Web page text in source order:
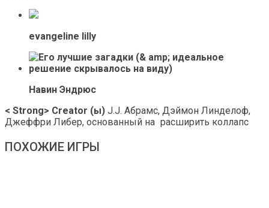
evangeline lilly
Навин Эндрюс
< Strong> Creator (ы) J.J. Абрамс, Дэймон Линделоф,
Джеффри Либер, основанный на расширить коллапс
ПОХОЖИЕ ИГРЫ